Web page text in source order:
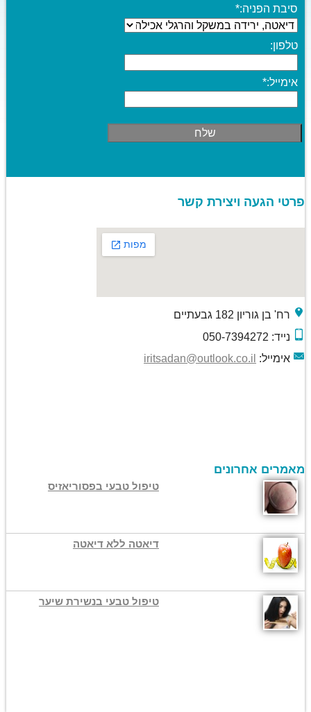
סיבת הפניה:*
טלפון:
אימייל:*
פרטי הגעה ויצירת קשר
רח' בן גוריון 182 גבעתיים
נייד: 050-7394272
אימייל: iritsadan@outlook.co.il
מאמרים אחרונים
טיפול טבעי בפסוריאזיס
דיאטה ללא דיאטה
טיפול טבעי בנשירת שיער